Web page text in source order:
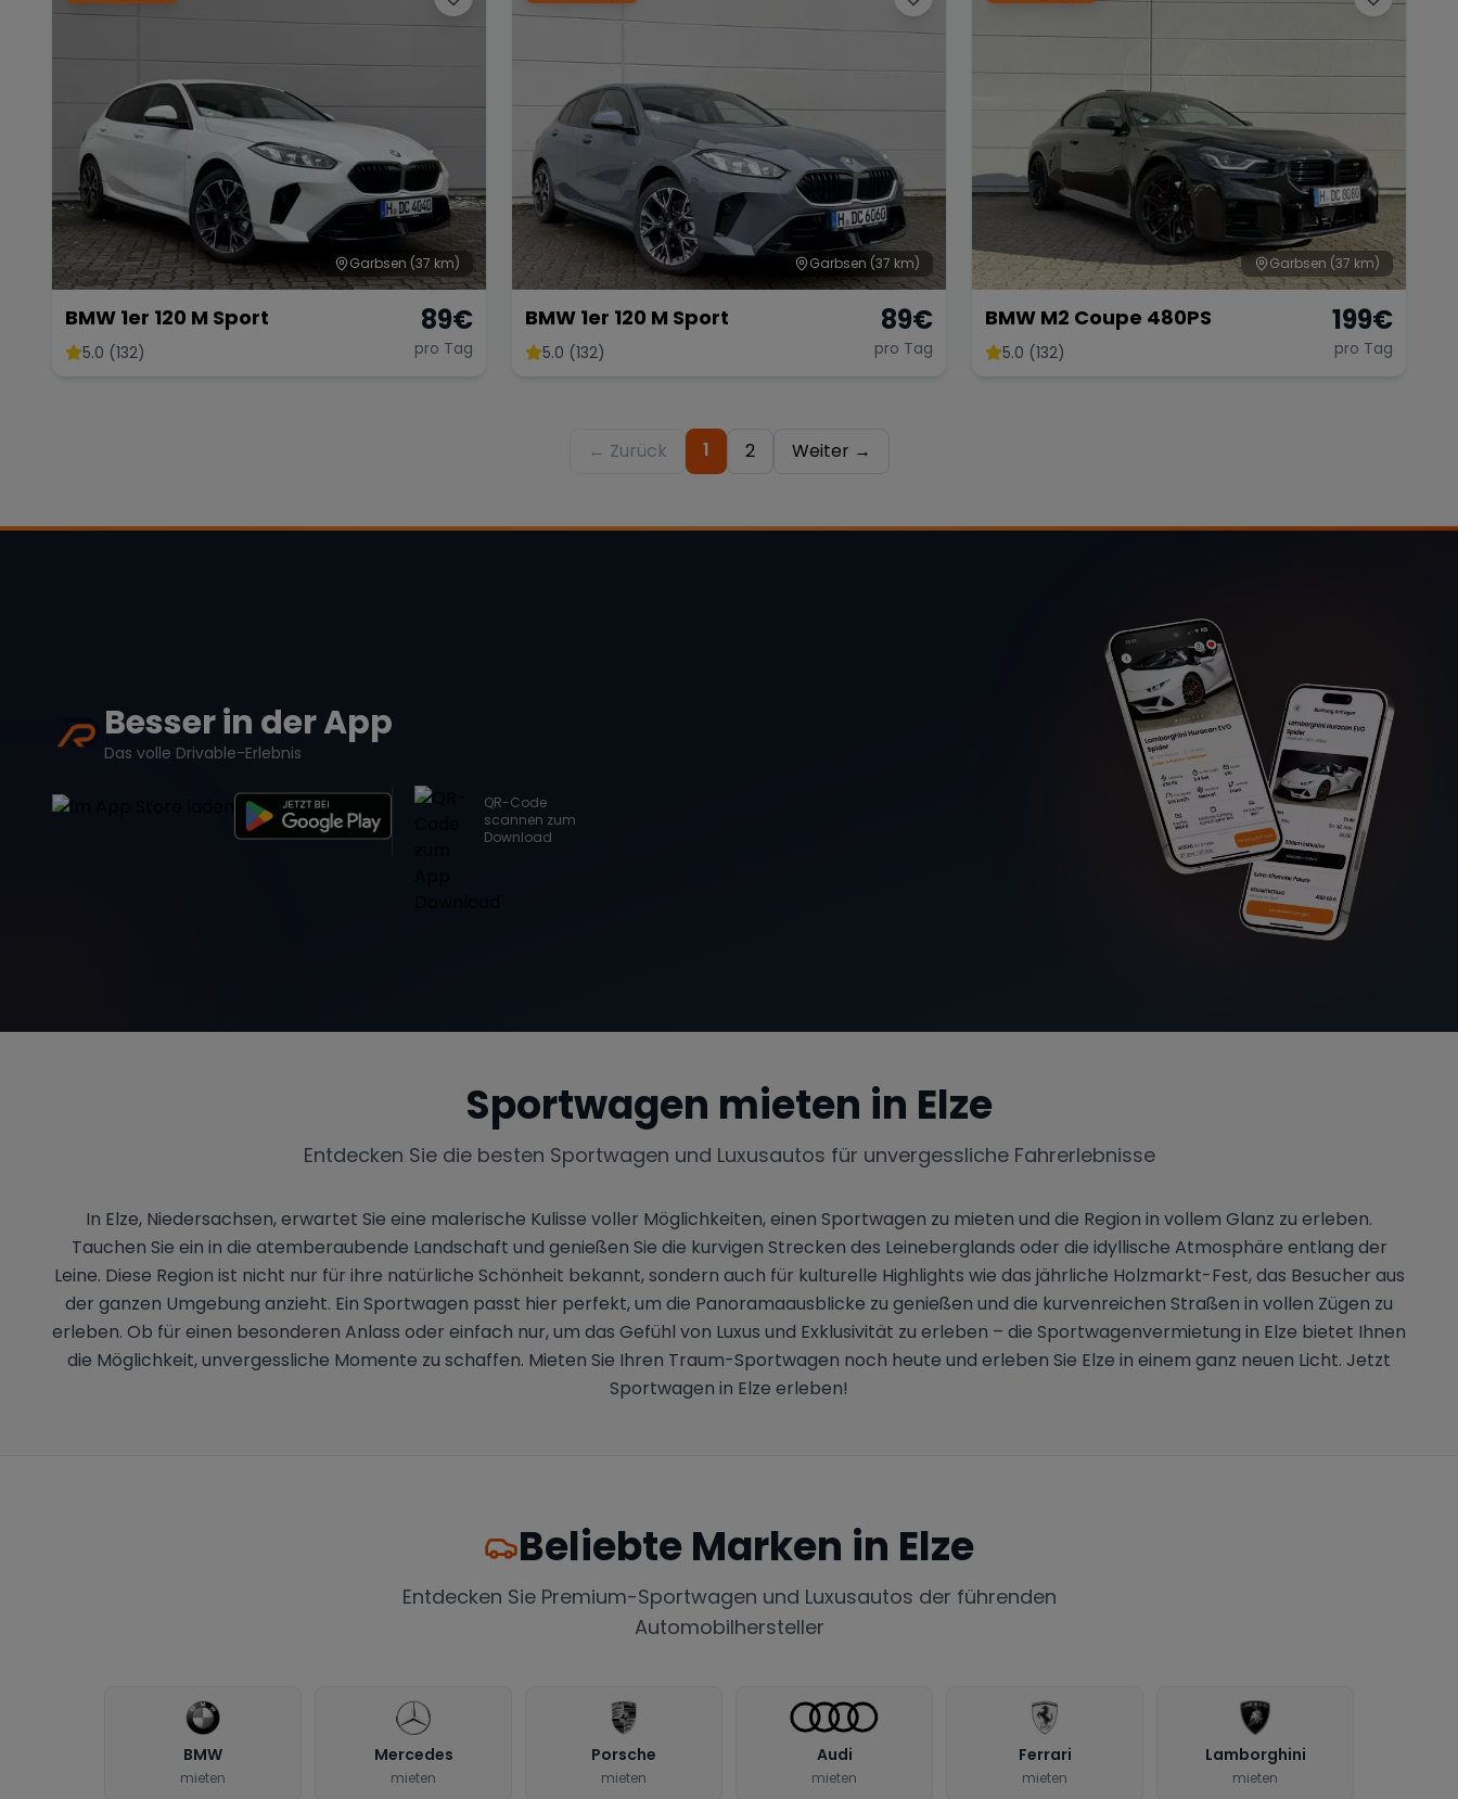
Garbsen (37 km)
BMW 1er 120 M Sport
5.0 (132)
89€
pro Tag
Garbsen (37 km)
BMW 1er 120 M Sport
5.0 (132)
89€
pro Tag
Garbsen (37 km)
BMW M2 Coupe 480PS
5.0 (132)
199€
pro Tag
← Zurück 1 2 Weiter →
Besser in der App
Das volle Drivable-Erlebnis
QR-Code
scannen zum
Download
Sportwagen mieten in Elze
Entdecken Sie die besten Sportwagen und Luxusautos für unvergessliche Fahrerlebnisse
In Elze, Niedersachsen, erwartet Sie eine malerische Kulisse voller Möglichkeiten, einen Sportwagen zu mieten und die Region in vollem Glanz zu erleben.
Tauchen Sie ein in die atemberaubende Landschaft und genießen Sie die kurvigen Strecken des Leineberglands oder die idyllische Atmosphäre entlang der
Leine. Diese Region ist nicht nur für ihre natürliche Schönheit bekannt, sondern auch für kulturelle Highlights wie das jährliche Holzmarkt-Fest, das Besucher aus
der ganzen Umgebung anzieht. Ein Sportwagen passt hier perfekt, um die Panoramaausblicke zu genießen und die kurvenreichen Straßen in vollen Zügen zu
erleben. Ob für einen besonderen Anlass oder einfach nur, um das Gefühl von Luxus und Exklusivität zu erleben – die Sportwagenvermietung in Elze bietet Ihnen
die Möglichkeit, unvergessliche Momente zu schaffen. Mieten Sie Ihren Traum-Sportwagen noch heute und erleben Sie Elze in einem ganz neuen Licht. Jetzt
Sportwagen in Elze erleben!
Beliebte Marken in Elze
Entdecken Sie Premium-Sportwagen und Luxusautos der führenden
Automobilhersteller
BMW
mieten
Mercedes
mieten
Porsche
mieten
Audi
mieten
Ferrari
mieten
Lamborghini
mieten